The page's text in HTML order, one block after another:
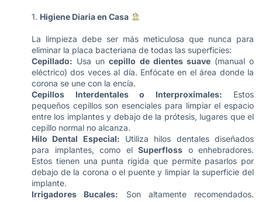
1. Higiene Diaria en Casa
La limpieza debe ser más meticulosa que nunca para
eliminar la placa bacteriana de todas las superficies:
Cepillado: Usa uncepillo de dientes suave(manual o
eléctrico) dos veces al día. Enfócate en el área donde la
corona se une con la encía.
Cepillos Interdentales o Interproximales: Estos
pequeños cepillos son esenciales para limpiar el espacio
entre los implantes y debajo de la prótesis, lugares que el
cepillo normal no alcanza.
Hilo Dental Especial: Utiliza hilos dentales diseñados
para implantes, como el Superfloss o enhebradores.
Estos tienen una punta rígida que permite pasarlos por
debajo de la corona o el puente y limpiar la superficie del
implante.
Irrigadores Bucales: Son altamente recomendados.